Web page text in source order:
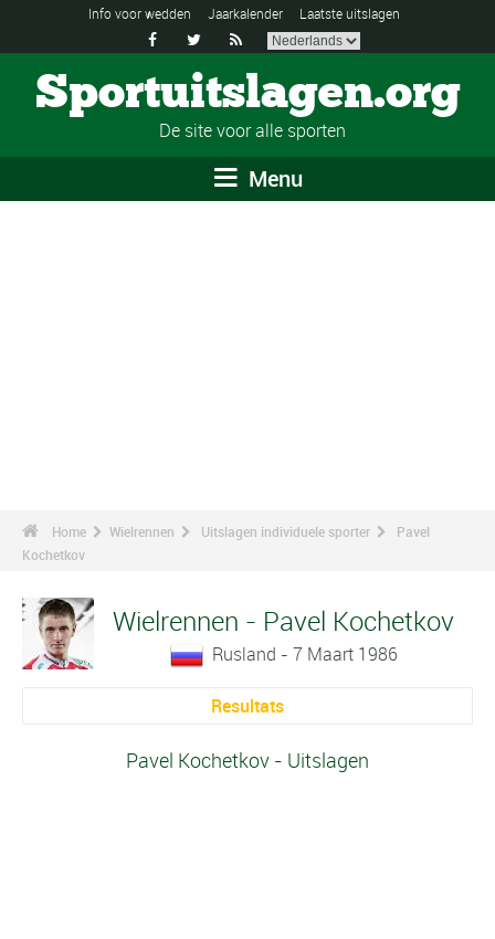
Info voor wedden Jaarkalender Laatste uitslagen
  
Sportuitslagen.org
De site voor alle sporten
Menu
Home Wielrennen Uitslagen individuele sporter
Pavel
Kochetkov
Wielrennen - Pavel Kochetkov
Rusland - 7 Maart 1986
Resultats
Pavel Kochetkov - Uitslagen